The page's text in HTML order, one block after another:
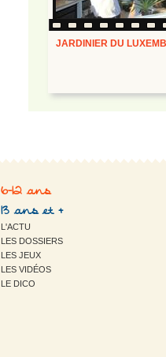
JARDINIER DU
6-12 ans
13 ans et +
L'ACTU
LES DOSSIERS
LES JEUX
LES VIDÉOS
LE DICO